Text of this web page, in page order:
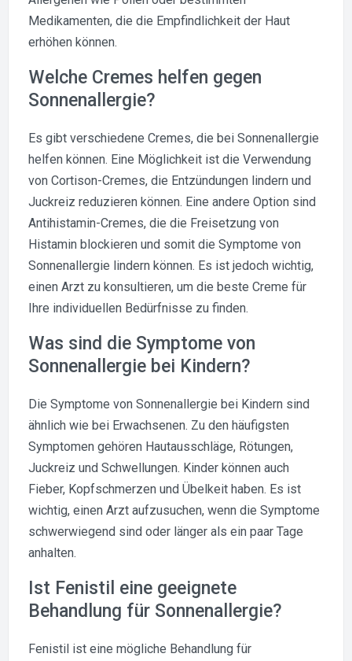
Medikamenten, die die Empfindlichkeit der Haut
erhöhen können.
Welche Cremes helfen gegen
Sonnenallergie?
Es gibt verschiedene Cremes, die bei Sonnenallergie
helfen können. Eine Möglichkeit ist die Verwendung
von Cortison-Cremes, die Entzündungen lindern und
Juckreiz reduzieren können. Eine andere Option sind
Antihistamin-Cremes, die die Freisetzung von
Histamin blockieren und somit die Symptome von
Sonnenallergie lindern können. Es ist jedoch wichtig,
einen Arzt zu konsultieren, um die beste Creme für
Ihre individuellen Bedürfnisse zu finden.
Was sind die Symptome von
Sonnenallergie bei Kindern?
Die Symptome von Sonnenallergie bei Kindern sind
ähnlich wie bei Erwachsenen. Zu den häufigsten
Symptomen gehören Hautausschläge, Rötungen,
Juckreiz und Schwellungen. Kinder können auch
Fieber, Kopfschmerzen und Übelkeit haben. Es ist
wichtig, einen Arzt aufzusuchen, wenn die Symptome
schwerwiegend sind oder länger als ein paar Tage
anhalten.
Ist Fenistil eine geeignete
Behandlung für Sonnenallergie?
Fenistil ist eine mögliche Behandlung für